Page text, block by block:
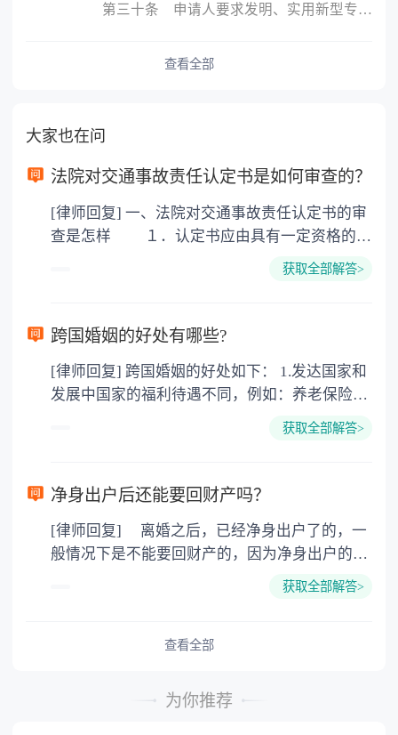
第三十条 申请人要求发明、实用新型专利优先权的，应当在申请的时...
查看全部
大家也在问
法院对交通事故责任认定书是如何审查的？
[律师回复] 一、法院对交通事故责任认定书的审
查是怎样 １．认定书应由具有一定资格的交
断： １．对有证据认定事故责任时，审查责
任时，审查责任的认定是否恰当； ３．审查
事故认定书的用语是否规范、适用法律条款是否
故处理程序规定》第六十条，公安机关交通管理
故所起的作用以及过错的严重程度，确定当事人
的责任。 （一）因一方当事人的过错导致道
重程度，分别承担主要责任、同等责任和次要责
错，属于交通意外事故的，各方均无责任。
获取全部解答>
跨国婚姻的好处有哪些?
[律师回复] 跨国婚姻的好处如下： 1.发达国家和
发展中国家的福利待遇不同，例如：养老保险
看具体国家和具体城市。 2.西方文化不同。男性
四德，相对还有女权主义，对女权的保护。例
如：女性在怀孕和哺乳期所在单位的裁员受保
护，对女权尊重才能体现他们的绅士风度，西方
多，而且孩子一个人在外面的消费很大，还没有
获取全部解答>
净身出户后还能要回财产吗？
[律师回复] 离婚之后，已经净身出户了的，一
般情况下是不能要回财产的，因为净身出户的一
方已经放弃了分割财产的权利，此时的财产已经
户，是因为受到了对方的欺诈或者胁迫等等，那
获取全部解答>
查看全部
为你推荐